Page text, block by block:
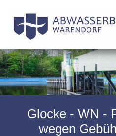
Glocke - WN -
wegen